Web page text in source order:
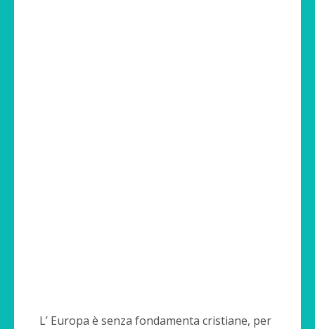
L’ Europa è senza fondamenta cristiane, per